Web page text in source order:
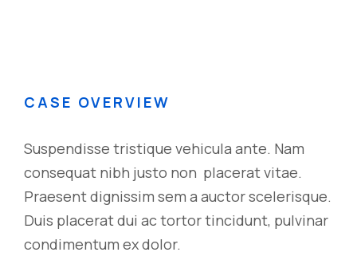
CASE OVERVIEW
Suspendisse tristique vehicula ante. Nam
consequat nibh justo non placerat vitae.
Praesent dignissim sem a auctor scelerisque.
Duis placerat dui ac tortor tincidunt, pulvinar
condimentum ex dolor.